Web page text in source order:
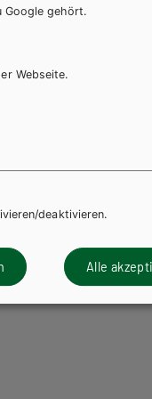
Google gehört.
Webseite.
deaktivieren.
Alle